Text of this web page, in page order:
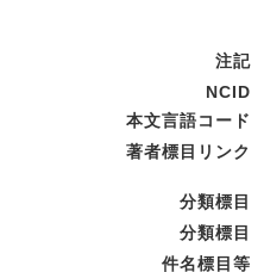
注記
NCID
本文言語コード
著者標目リンク
分類標目
分類標目
件名標目等